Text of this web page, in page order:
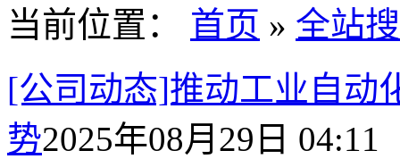
当前位置： 首页 » 全站
[公司动态]推动工业自动
势2025年08月29日 04:11